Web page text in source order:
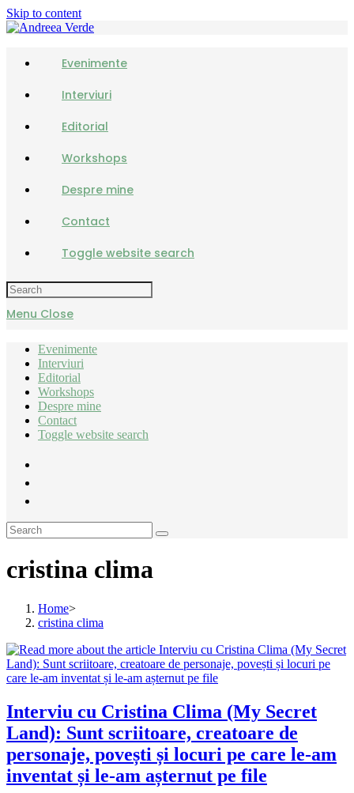
Skip to content
Evenimente
Interviuri
Editorial
Workshops
Despre mine
Contact
Toggle website search
Menu Close
Evenimente
Interviuri
Editorial
Workshops
Despre mine
Contact
Toggle website search
cristina clima
Home>
cristina clima
Interviu cu Cristina Clima (My Secret
Land): Sunt scriitoare, creatoare de
personaje, povești și locuri pe care le-am
inventat și le-am așternut pe file